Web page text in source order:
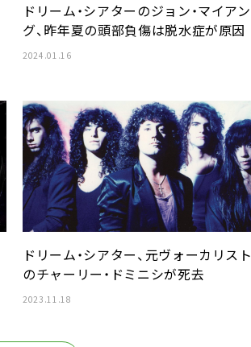
ドリーム・シアターのジョン・マイアン
グ、昨年夏の頭部負傷は脱水症が原因
2024.01.16
ドリーム・シアター、元ヴォーカリスト
のチャーリー・ドミニシが死去
2023.11.18